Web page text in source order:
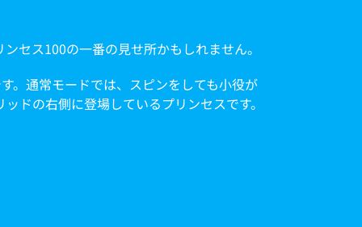
セス100の一番の見せ所かもしれません。
。通常モードでは、スピンをしても小役が
ドの右側に登場しているプリンセスです。